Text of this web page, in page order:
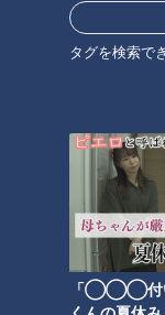
タグを検索で
「◯◯◯付
オススメ関連コ
なんと水でお肉を熟
「ウォーターエイジ
どんな味？名古屋の
メ”を実食リポート